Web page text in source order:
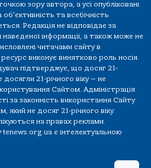
зору автора, а усі опубліковані
та всебічність
Редакція не відповідає за
інформації, а також може не
читачами сайту в
виконує винятково роль носія.
підтверджує, що досяг 21-
досягли 21-річного віку — не
Сайтом. Адміністрація
за законність використання Сайту
який не досяг 21-річного віку.
на правах реклами.
tenews.org.ua є інтелектуальною